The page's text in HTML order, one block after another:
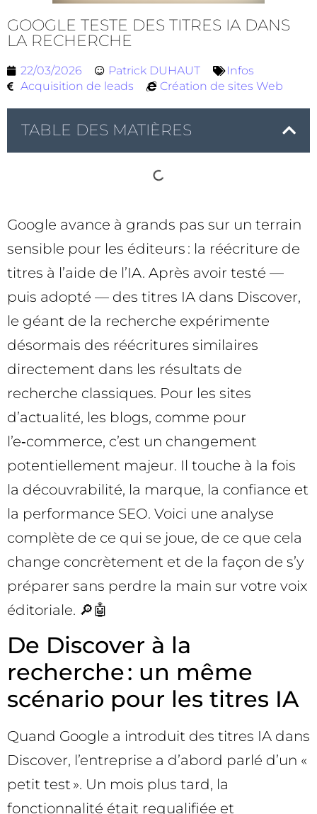
GOOGLE TESTE DES TITRES IA DANS
LA RECHERCHE
22/03/2026 Patrick DUHAUT
Infos
Acquisition de leads
Création de sites Web
TABLE DES MATIÈRES
Google avance à grands pas sur un terrain
sensible pour les éditeurs : la réécriture de
titres à l’aide de l’IA. Après avoir testé —
puis adopté — des titres IA dans Discover,
le géant de la recherche expérimente
désormais des réécritures similaires
directement dans les résultats de
recherche classiques. Pour les sites
d’actualité, les blogs, comme pour
l’e‑commerce, c’est un changement
potentiellement majeur. Il touche à la fois
la découvrabilité, la marque, la confiance et
la performance SEO. Voici une analyse
complète de ce qui se joue, de ce que cela
change concrètement et de la façon de s’y
préparer sans perdre la main sur votre voix
éditoriale. 🔎🤖
De Discover à la
recherche : un même
scénario pour les titres IA
Quand Google a introduit des titres IA dans
Discover, l’entreprise a d’abord parlé d’un «
petit test ». Un mois plus tard, la
fonctionnalité était requalifiée et